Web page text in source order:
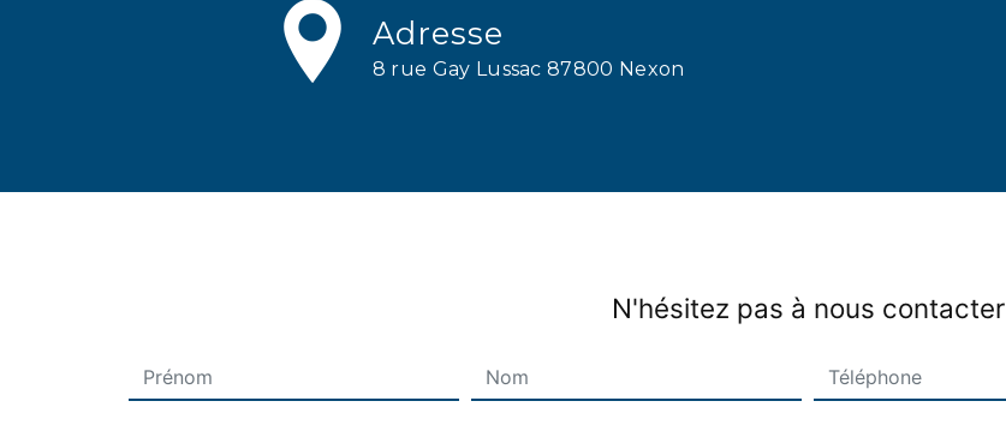
Adresse
8 rue Gay Lussac 87800 Nexon
N'hésitez pas à nous contacter